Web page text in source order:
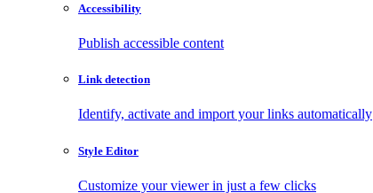
Accessibility
Publish accessible content
Link detection
Identify, activate and import your links automatically
Style Editor
Customize your viewer in just a few clicks